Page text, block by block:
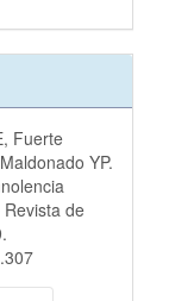
Fuerte
YP.
de